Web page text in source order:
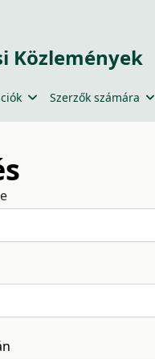
Közlemények
Szerzők számára